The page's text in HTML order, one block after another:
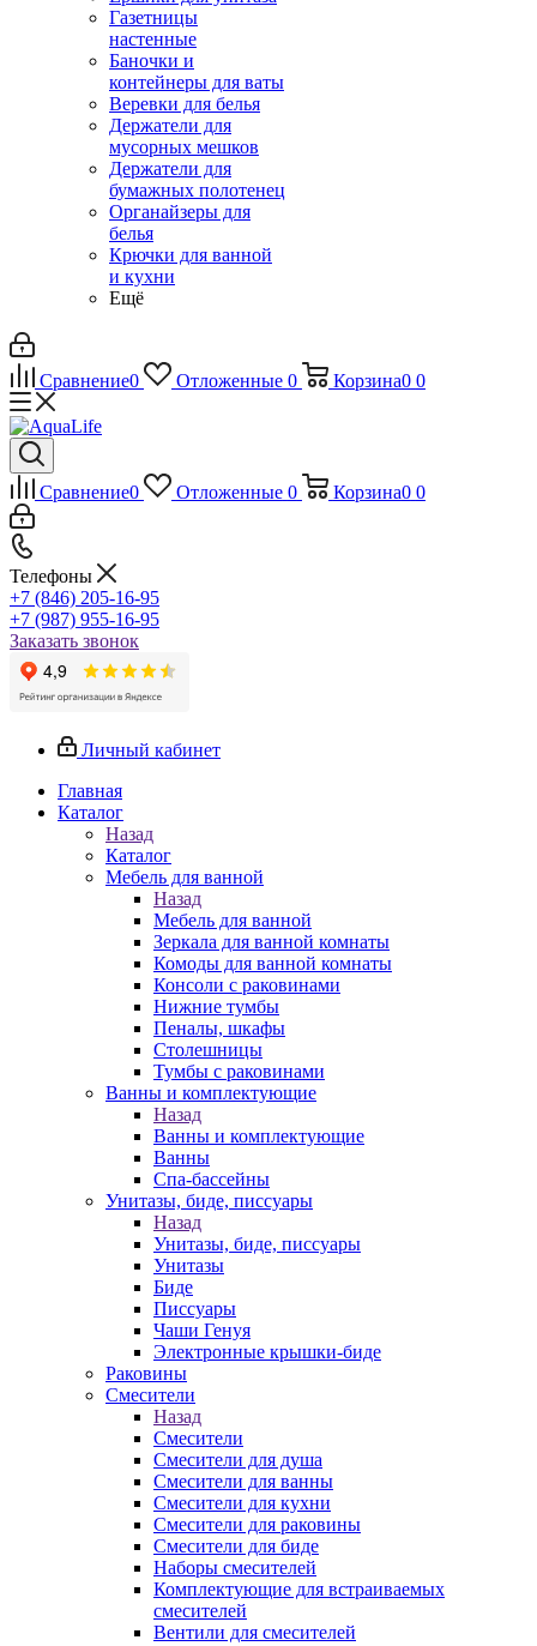
Газетницы
настенные
Баночки и
контейнеры для ваты
Веревки для белья
Держатели для
мусорных мешков
Держатели для
бумажных полотенец
Органайзеры для
белья
Крючки для ванной
и кухни
Ещё
Сравнение0 Отложенные 0 Корзина0 0
Сравнение0 Отложенные 0 Корзина0 0
Телефоны
+7 (846) 205-16-95
+7 (987) 955-16-95
Заказать звонок
Личный кабинет
Главная
Каталог
Назад
Каталог
Мебель для ванной
Назад
Мебель для ванной
Зеркала для ванной комнаты
Комоды для ванной комнаты
Консоли с раковинами
Нижние тумбы
Пеналы, шкафы
Столешницы
Тумбы с раковинами
Ванны и комплектующие
Назад
Ванны и комплектующие
Ванны
Спа-бассейны
Унитазы, биде, писсуары
Назад
Унитазы, биде, писсуары
Унитазы
Биде
Писсуары
Чаши Генуя
Электронные крышки-биде
Раковины
Смесители
Назад
Смесители
Смесители для душа
Смесители для ванны
Смесители для кухни
Смесители для раковины
Смесители для биде
Наборы смесителей
Комплектующие для встраиваемых
смесителей
Вентили для смесителей